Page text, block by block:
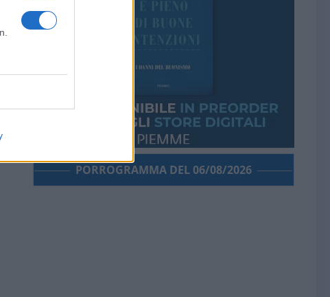
PORROGRAMMA DEL 06/08/2026